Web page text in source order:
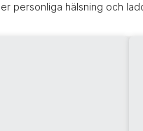
personliga hälsning och